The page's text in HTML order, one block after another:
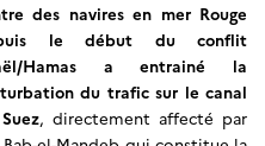
des navires en mer Rouge
le début du conflit
Hamas a entrainé la
du trafic sur le canal
, directement affecté par